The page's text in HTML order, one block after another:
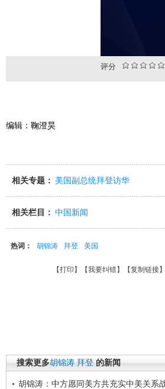
评分
编辑：鞠澄昊
相关专题： 美国副总统拜登访华
相关栏目： 中国新闻
热词： 胡锦涛 拜登 美国
【打印 】【我要纠错】【复制链接
搜索更多胡锦涛 拜登 的新闻
胡锦涛：中方愿同美方共充实中美关系